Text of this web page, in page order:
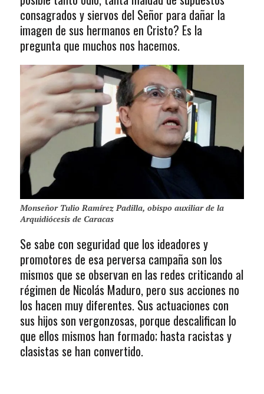
consagrados y siervos del Señor para dañar la
imagen de sus hermanos en Cristo? Es la
pregunta que muchos nos hacemos.
Monseñor Tulio Ramírez Padilla, obispo auxiliar de la
Arquidiócesis de Caracas
Se sabe con seguridad que los ideadores y
promotores de esa perversa campaña son los
mismos que se observan en las redes criticando al
régimen de Nicolás Maduro, pero sus acciones no
los hacen muy diferentes. Sus actuaciones con
sus hijos son vergonzosas, porque descalifican lo
que ellos mismos han formado; hasta racistas y
clasistas se han convertido.